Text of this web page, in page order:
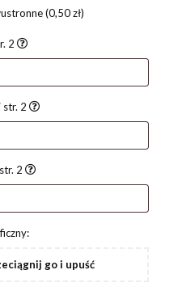
(0,50 zł)
2
str. 2
2
go i upuść